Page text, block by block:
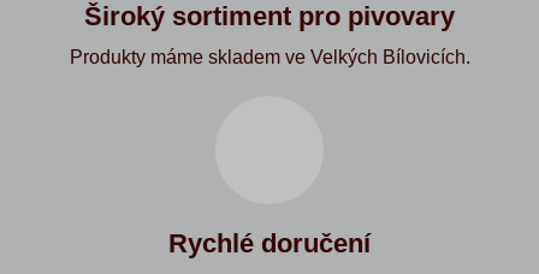
Široký sortiment pro pivovary
Produkty máme skladem ve Velkých Bílovicích.
Rychlé doručení